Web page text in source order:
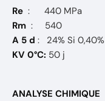
Re : 440 MPa
Rm : 540
A 5 d : 24% Si 0,40%
KV 0°C: 50 j
ANALYSE CHIMIQUE